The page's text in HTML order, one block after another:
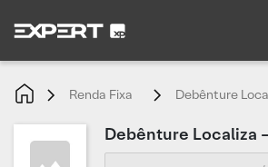
Renda Fixa Debênture
Debênture Localiza